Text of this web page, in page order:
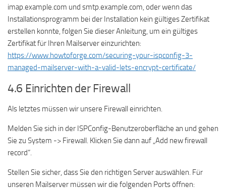
imap.example.com und smtp.example.com, oder wenn das
Installationsprogramm bei der Installation kein gültiges Zertifikat
erstellen konnte, folgen Sie dieser Anleitung, um ein gültiges
Zertifikat für Ihren Mailserver einzurichten:
https://www.howtoforge.com/securing-your-ispconfig-3-
managed-mailserver-with-a-valid-lets-encrypt-certificate/
4.6 Einrichten der Firewall
Als letztes müssen wir unsere Firewall einrichten.
Melden Sie sich in der ISPConfig-Benutzeroberfläche an und gehen
Sie zu System -> Firewall. Klicken Sie dann auf „Add new firewall
record“.
Stellen Sie sicher, dass Sie den richtigen Server auswählen. Für
unseren Mailserver müssen wir die folgenden Ports öffnen: